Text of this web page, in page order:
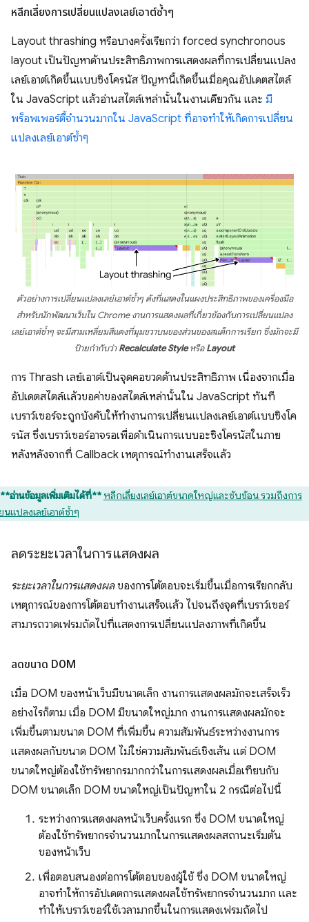
หลีกเลี่ยงการเปลี่ยนแปลงเลย์เอาต์ซ้ำๆ
Layout thrashing หรือบางครั้งเรียกว่า forced synchronous
layout เป็นปัญหาด้านประสิทธิภาพการแสดงผลที่การเปลี่ยนแปลง
เลย์เอาต์เกิดขึ้นแบบซิงโครนัส ปัญหานี้เกิดขึ้นเมื่อคุณอัปเดตสไตล์
ใน JavaScript แล้วอ่านสไตล์เหล่านั้นในงานเดียวกัน และ มี
พร็อพเพอร์ตี้จำนวนมากใน JavaScript ที่อาจทำให้เกิดการเปลี่ยน
แปลงเลย์เอาต์ซ้ำๆ
ตัวอย่างการเปลี่ยนแปลงเลย์เอาต์ซ้ำๆ ดังที่แสดงในแผงประสิทธิภาพของเครื่องมือ
สำหรับนักพัฒนาเว็บใน Chrome งานการแสดงผลที่เกี่ยวข้องกับการเปลี่ยนแปลง
เลย์เอาต์ซ้ำๆ จะมีสามเหลี่ยมสีแดงที่มุมขวาบนของส่วนของสแต็กการเรียก ซึ่งมักจะมี
ป้ายกำกับว่าRecalculate StyleหรือLayout
การ Thrash เลย์เอาต์เป็นจุดคอขวดด้านประสิทธิภาพ เนื่องจากเมื่อ
อัปเดตสไตล์แล้วขอค่าของสไตล์เหล่านั้นใน JavaScript ทันที
เบราว์เซอร์จะถูกบังคับให้ทำงานการเปลี่ยนแปลงเลย์เอาต์แบบซิงโค
รนัส ซึ่งเบราว์เซอร์อาจรอเพื่อดำเนินการแบบอะซิงโครนัสในภาย
หลังหลังจากที่ Callback เหตุการณ์ทำงานเสร็จแล้ว
**อ่านข้อมูลเพิ่มเติมได้ที่**หลีกเลี่ยงเลย์เอาต์ขนาดใหญ่และซับซ้อน รวมถึงการ
นแปลงเลย์เอาต์ซ้ำๆ
ลดระยะเวลาในการแสดงผล
ระยะเวลาในการแสดงผลของการโต้ตอบจะเริ่มขึ้นเมื่อการเรียกกลับ
เหตุการณ์ของการโต้ตอบทำงานเสร็จแล้ว ไปจนถึงจุดที่เบราว์เซอร์
สามารถวาดเฟรมถัดไปที่แสดงการเปลี่ยนแปลงภาพที่เกิดขึ้น
ลดขนาด DOM
เมื่อ DOM ของหน้าเว็บมีขนาดเล็ก งานการแสดงผลมักจะเสร็จเร็ว
อย่างไรก็ตาม เมื่อ DOM มีขนาดใหญ่มาก งานการแสดงผลมักจะ
เพิ่มขึ้นตามขนาด DOM ที่เพิ่มขึ้น ความสัมพันธ์ระหว่างงานการ
แสดงผลกับขนาด DOM ไม่ใช่ความสัมพันธ์เชิงเส้น แต่ DOM
ขนาดใหญ่ต้องใช้ทรัพยากรมากกว่าในการแสดงผลเมื่อเทียบกับ
DOM ขนาดเล็ก DOM ขนาดใหญ่เป็นปัญหาใน 2 กรณีต่อไปนี้
ระหว่างการแสดงผลหน้าเว็บครั้งแรก ซึ่ง DOM ขนาดใหญ่
ต้องใช้ทรัพยากรจำนวนมากในการแสดงผลสถานะเริ่มต้น
ของหน้าเว็บ
เพื่อตอบสนองต่อการโต้ตอบของผู้ใช้ ซึ่ง DOM ขนาดใหญ่
อาจทำให้การอัปเดตการแสดงผลใช้ทรัพยากรจำนวนมาก และ
ทำให้เบราว์เซอร์ใช้เวลามากขึ้นในการแสดงเฟรมถัดไป